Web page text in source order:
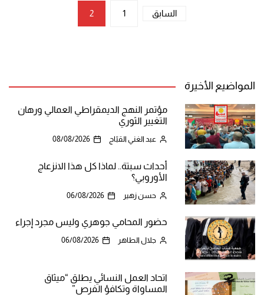
السابق 1
2
المواضيع الأخيرة
مؤتمر النهج الديمقراطي العمالي ورهان
التغيير الثوري
عبد الغني القبّاج 08/08/2026
أحداث سبتة.. لماذا كل هذا الانزعاج
الأوروبي؟
حسن زهير 06/08/2026
حضور المحامي جوهري وليس مجرد إجراء
جلال الطاهر 06/08/2026
اتحاد العمل النسائي يطلق “ميثاق
المساواة وتكافؤ الفرص”